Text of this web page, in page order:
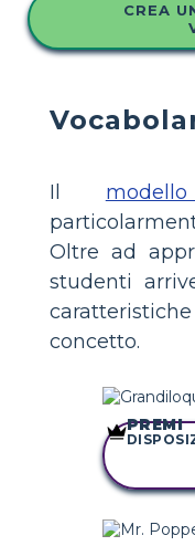
CREA
Il
Oltre ad
studenti
concetto.
PREMI